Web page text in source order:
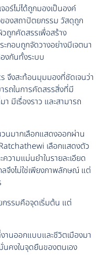
อร์ไม่ได้ถูกมองเป็นองค์
องสถาปัตยกรรม วัสดุถูก
วถูกคัดสรรเพื่อสร้าง
กอบถูกจัดวางอย่างมีเจตนา
งกันทั้งระบบ
จึงสะท้อนมุมมองที่ชัดเจนว่า
รถในการคัดสรรสิ่งที่มี
มีเรื่องราว และสามารถ
นมากเลือกแสดงออกผ่าน
เลือกแสดงตัว
วามแม่นยำในรายละเอียด
จึงไม่ใช่เพียงภาพลักษณ์ แต่
รรมคือจุดเริ่มต้น แต่
นออกแบบและชีวิตเมืองมา
คงในจุดยืนของตนเอง